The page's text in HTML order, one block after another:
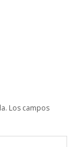
Los campos